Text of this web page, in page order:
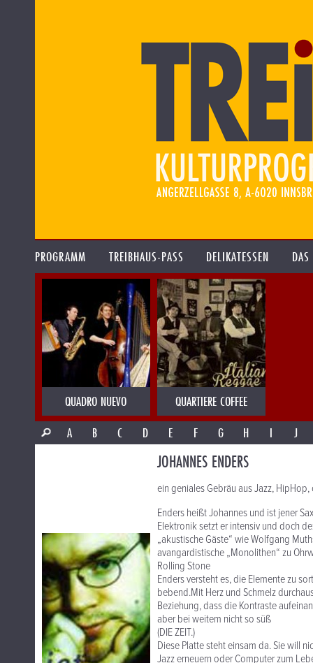
PROGRAMM TREIBHAUS-PASS DELIKATESSEN
QUADRO NUEVO
QUARTIERE COFFEE
A
B C D E F G H I J
JOHANNES ENDERS
ein geniales Gebräu aus Jazz,
Enders heißt Johannes und ist jener
Elektronik setzt er intensiv und doch
„akustische Gäste“ wie Wolfgang
avangardistische „Monolithen“ zu
Rolling Stone
Enders versteht es, die Elemente zu
bebend.Mit Herz und Schmelz
Beziehung, dass die Kontraste
aber bei weitem nicht so süß
(DIE ZEIT.)
Diese Platte steht einsam da. Sie will
Jazz erneuern oder Computer zum